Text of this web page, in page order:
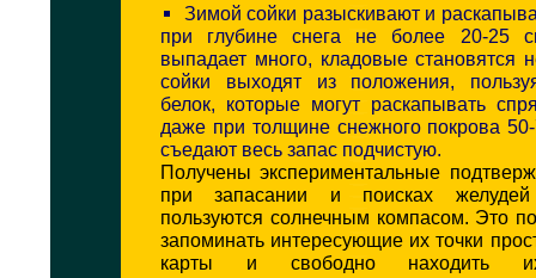
Зимой сойки разыскивают и
при глубине снега не более 20-25
выпадает много, кладовые становятся
сойки выходят из положения,
белок, которые могут раскапывать
даже при толщине снежного покрова
съедают весь запас подчистую.
Получены экспериментальные
при запасании и поисках
пользуются солнечным компасом. Это
запоминать интересующие их точки
карты и свободно